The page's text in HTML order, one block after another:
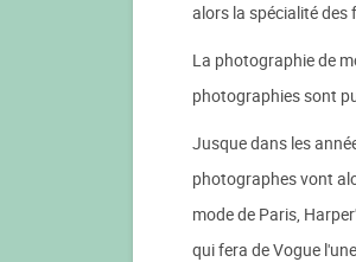
alors la spécialité des
La photographie de
photographies sont
Jusque dans les
photographes vont
mode de Paris,
qui fera de Vogue